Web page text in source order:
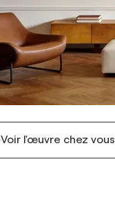
Voir l'œuvre chez vous